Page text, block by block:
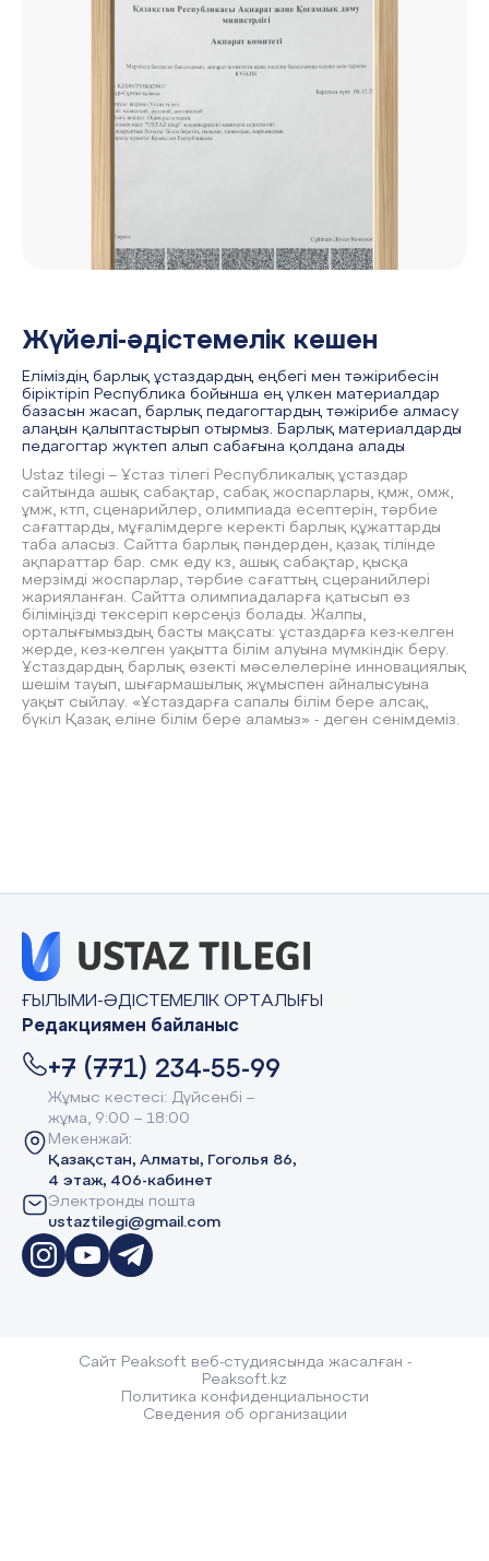
Жүйелі-әдістемелік кешен
Еліміздің барлық ұстаздардың еңбегі мен тәжірибесін
біріктіріп Республика бойынша ең үлкен материалдар
базасын жасап, барлық педагогтардың тәжірибе алмасу
алаңын қалыптастырып отырмыз. Барлық материалдарды
педагогтар жүктеп алып сабағына қолдана алады
Ustaz tilegi – Ұстаз тілегі Республикалық ұстаздар
сайтында ашық сабақтар, сабақ жоспарлары, қмж, омж,
ұмж, ктп, сценарийлер, олимпиада есептерін, тәрбие
сағаттарды, мұғалімдерге керекті барлық құжаттарды
таба аласыз. Сайтта барлық пәндерден, қазақ тілінде
ақпараттар бар. смк еду кз, ашық сабақтар, қысқа
мерзімді жоспарлар, тәрбие сағаттың сцеранийлері
жарияланған. Сайтта олимпиадаларға қатысып өз
біліміңізді тексеріп көрсеңіз болады. Жалпы,
орталығымыздың басты мақсаты: ұстаздарға кез-келген
жерде, кез-келген уақытта білім алуына мүмкіндік беру.
Ұстаздардың барлық өзекті мәселелеріне инновациялық
шешім тауып, шығармашылық жұмыспен айналысуына
уақыт сыйлау. «Ұстаздарға сапалы білім бере алсақ,
бүкіл Қазақ еліне білім бере аламыз» - деген сенімдеміз.
ҒЫЛЫМИ-ӘДІСТЕМЕЛІК ОРТАЛЫҒЫ
Редакциямен байланыс
+7 (771) 234-55-99
Жұмыс кестесі: Дүйсенбі –
жұма, 9:00 – 18:00
Мекенжай:
Қазақстан, Алматы, Гоголья 86,
4 этаж, 406-кабинет
Электронды пошта
ustaztilegi@gmail.com
Сайт Peaksoft веб-студиясында жасалған -
Peaksoft.kz
Политика конфиденциальности
Сведения об организации